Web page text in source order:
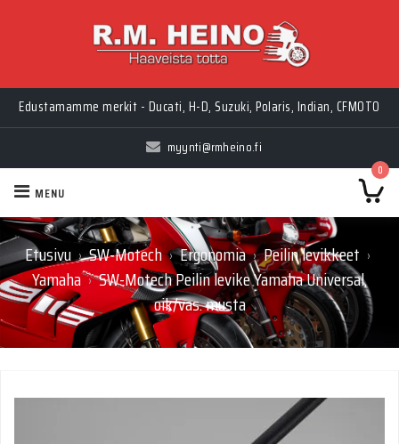
Edustamamme merkit - Ducati, H-D, Suzuki, Polaris, Indian, CFMOTO
myynti@rmheino.fi
0
MENU
Etusivu › SW-Motech › Ergonomia › Peilin levikkeet ›
Yamaha › SW-Motech Peilin levike Yamaha Universal,
oik/vas. musta